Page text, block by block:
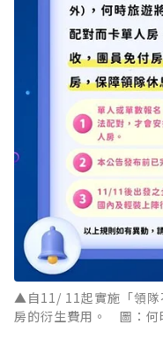
▲自11/ 11起實施「領隊
房的衍生費用。 圖：何